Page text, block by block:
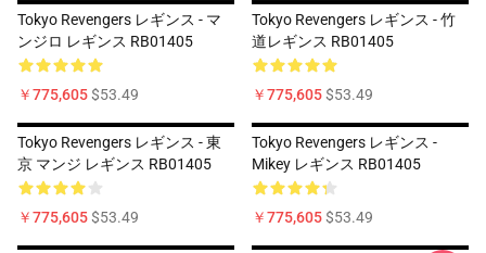
Tokyo Revengers レギンス - マ
ンジロ レギンス RB01405
￥775,605$53.49
Tokyo Revengers レギンス - 竹
道レギンス RB01405
￥775,605$53.49
Tokyo Revengers レギンス - 東
京 マンジ レギンス RB01405
￥775,605$53.49
Tokyo Revengers レギンス -
Mikey レギンス RB01405
￥775,605$53.49